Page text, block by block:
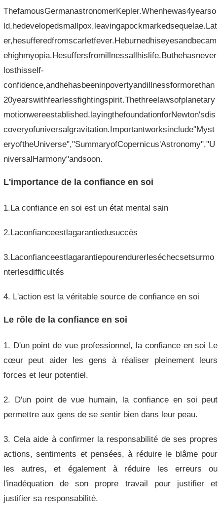
ThefamousGermanastronomerKepler.Whenhewas4yearso
ld,hedevelopedsmallpox,leavingapockmarkedsequelae.Lat
er,hesufferedfromscarletfever.Heburnedhiseyesandbecam
ehighmyopia.Hesuffersfromillnessallhislife.Buthehasnever
losthisself-
confidence,andhehasbeeninpovertyandillnessformorethan
20yearswithfearlessfightingspirit.Thethreelawsofplanetary
motionwereestablished,layingthefoundationforNewton'sdis
coveryofuniversalgravitation.Importantworksinclude"Myst
eryoftheUniverse","SummaryofCopernicus'Astronomy","U
niversalHarmony"andsoon.
L'importance de la confiance en soi
1.La confiance en soi est un état mental sain
2.Laconfianceestlagarantiedusuccès
3.Laconfianceestlagarantiepourendurerleséchecsetsurmo
nterlesdifficultés
4. L'action est la véritable source de confiance en soi
Le rôle de la confiance en soi
1. D'un point de vue professionnel, la confiance en soi Le
cœur peut aider les gens à réaliser pleinement leurs
forces et leur potentiel.
2. D'un point de vue humain, la confiance en soi peut
permettre aux gens de se sentir bien dans leur peau.
3. Cela aide à confirmer la responsabilité de ses propres
actions, sentiments et pensées, à réduire le blâme pour
les autres, et également à réduire les erreurs ou
l'inadéquation de son propre travail pour justifier et
justifier sa responsabilité.